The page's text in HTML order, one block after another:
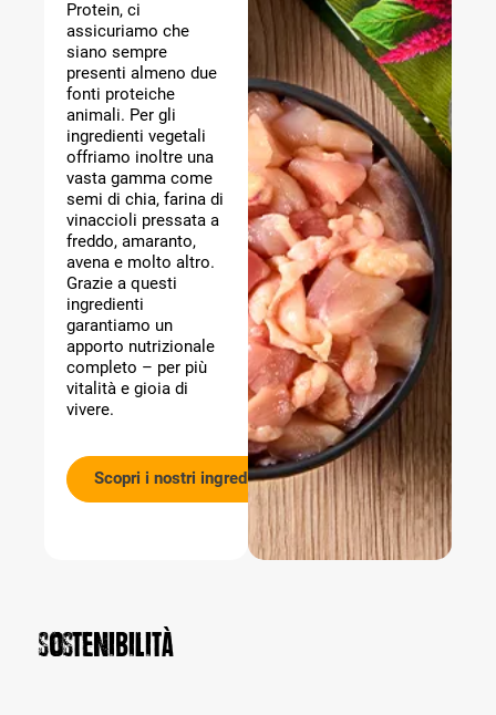
Protein, ci
assicuriamo che
siano sempre
presenti almeno due
fonti proteiche
animali. Per gli
ingredienti vegetali
offriamo inoltre una
vasta gamma come
semi di chia, farina di
vinaccioli pressata a
freddo, amaranto,
avena e molto altro.
Grazie a questi
ingredienti
garantiamo un
apporto nutrizionale
completo – per più
vitalità e gioia di
vivere.
Scopri i nostri ingredienti
Sostenibilità